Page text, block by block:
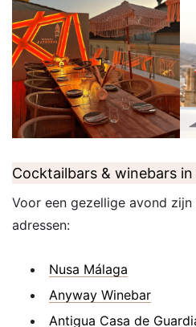
Cocktailbars & winebars in
Voor een gezellige avond
adressen:
Nusa Málaga
Anyway Winebar
Antigua Casa de